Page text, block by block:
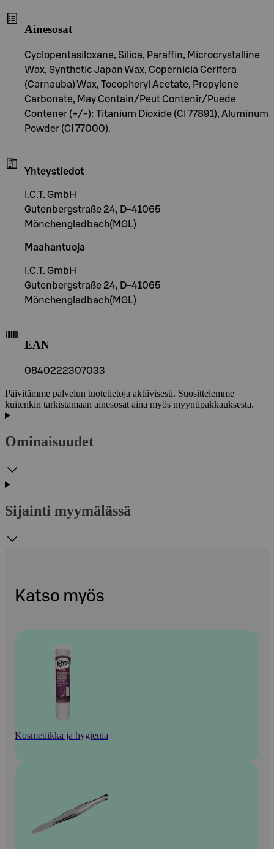
Ainesosat
Cyclopentasiloxane, Silica, Paraffin, Microcrystalline
Wax, Synthetic Japan Wax, Copernicia Cerifera
(Carnauba) Wax, Tocopheryl Acetate, Propylene
Carbonate, May Contain/Peut Contenir/Puede
Contener (+/-): Titanium Dioxide (CI 77891), Aluminum
Powder (CI 77000).
Yhteystiedot
I.C.T. GmbH
Gutenbergstraße 24, D-41065
Mönchengladbach(MGL)
Maahantuoja
I.C.T. GmbH
Gutenbergstraße 24, D-41065
Mönchengladbach(MGL)
EAN
0840222307033
Päivitämme palvelun tuotetietoja aktiivisesti. Suosittelemme
kuitenkin tarkistamaan ainesosat aina myös myyntipakkauksesta.
Ominaisuudet
Sijainti myymälässä
Katso myös
Kosmetiikka ja hygienia